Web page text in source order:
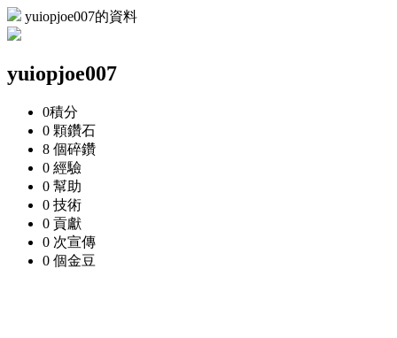
yuiopjoe007的資料
yuiopjoe007
0積分
0 顆鑽石
8 個碎鑽
0 經驗
0 幫助
0 技術
0 貢獻
0 次宣傳
0 個金豆